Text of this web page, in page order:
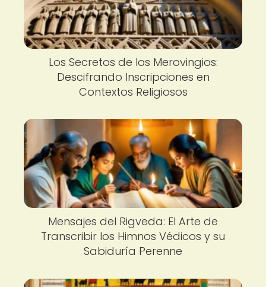
Los Secretos de los Merovingios:
Descifrando Inscripciones en
Contextos Religiosos
Mensajes del Rigveda: El Arte de
Transcribir los Himnos Védicos y su
Sabiduría Perenne